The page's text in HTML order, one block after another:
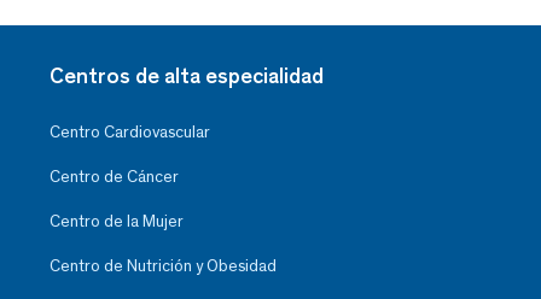
Centros de alta especialidad
Centro Cardiovascular
Centro de Cáncer
Centro de la Mujer
Centro de Nutrición y Obesidad